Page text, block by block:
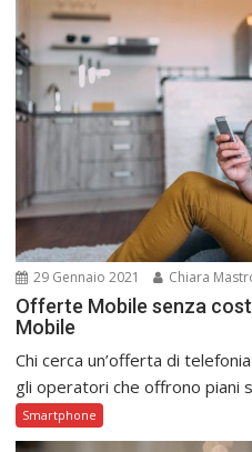
29 Gennaio 2021 Chiara
Offerte Mobile senza
Mobile
Chi cerca un’offerta di
gli operatori che offrono piani
Smartphone